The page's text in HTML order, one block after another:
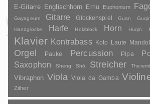
E-Gitarre Englischhorn Erhu Euphonium
Gayageum
Gitarre Glockenspiel Guan Guqin
Handglocke
Harfe Holzblock Horn Huqin
Klavier Kontrabass Koto Laute
Orgel Pauke Percussion Pipa
Saxophon Sheng Shō Streicher
Vibraphon Viola Viola da Gamba
Zither